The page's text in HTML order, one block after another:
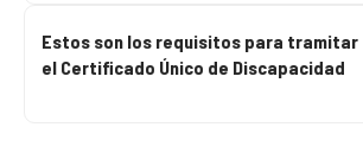
Estos son los requisitos para tramitar
el Certificado Único de Discapacidad